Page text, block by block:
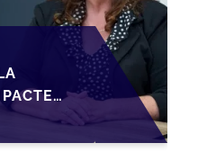
LA
DES